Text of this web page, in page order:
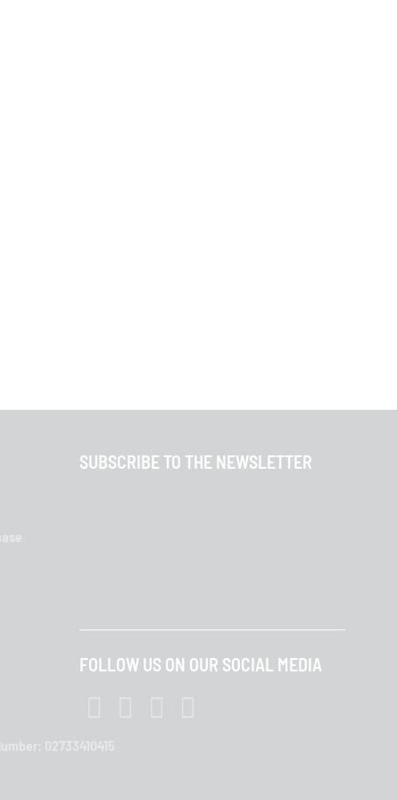
SUBSCRIBE TO THE NEWSLETTER
FOLLOW US ON OUR SOCIAL MEDIA